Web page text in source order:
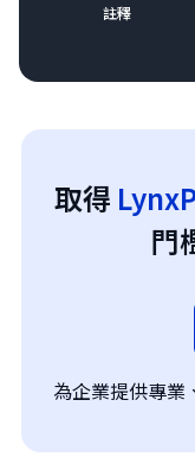
註釋
取得
門
為企業提供專業